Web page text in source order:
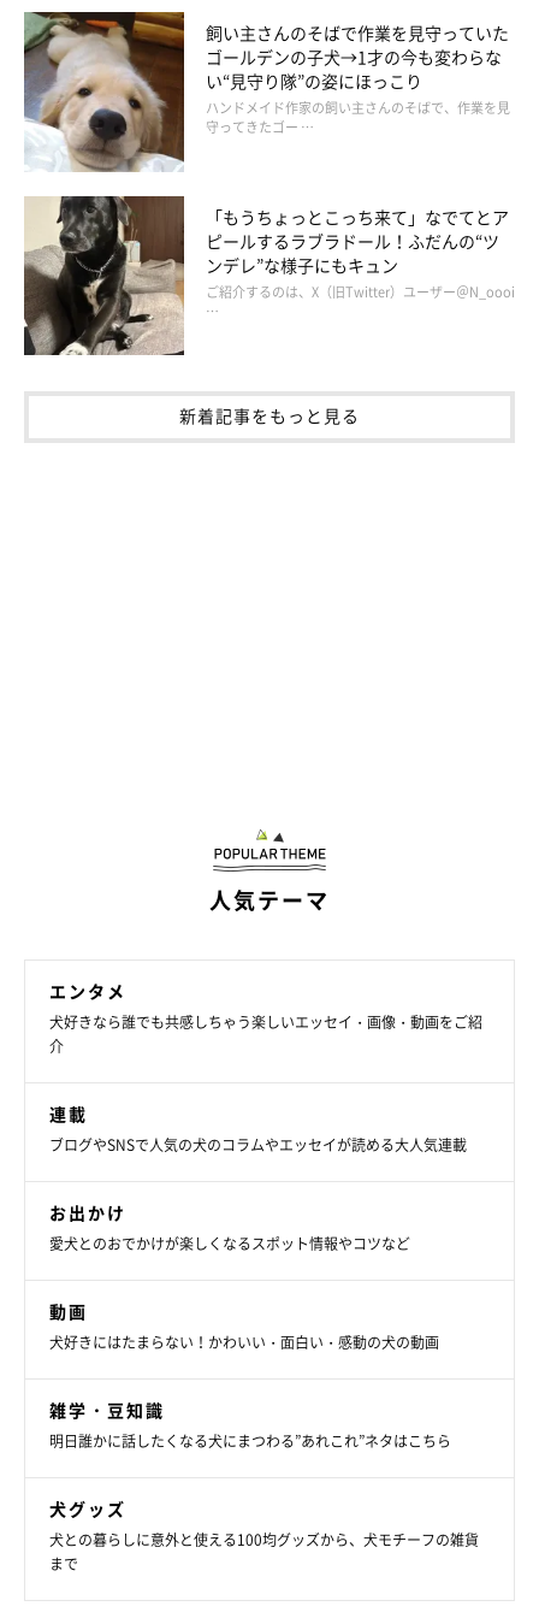
@mugi_iriomote
おうちに来た当初からとっても温厚な性格だというむぎちゃん
は、人が大好きなのだそう♪ そのなかでも、とくに「犬好きな
人」を見分けることができるようで、見つけると駆け寄っていっ
ちゃうのだとか！
人たちをも魅了しているようです。
飼い主さんのそばで作業を見守っていた
ゴールデンの子犬→1才の今も変わらな
い“見守り隊”の姿にほっこり
ハンドメイド作家の飼い主さんのそばで、作業を見
守ってきたゴー …
「もうちょっとこっち来て」なでてとア
ピールするラブラドール！ふだんの“ツ
ンデレ”な様子にもキュン
ご紹介するのは、X（旧Twitter）ユーザー＠N_oooi
…
新着記事をもっと見る
人気テーマ
エンタメ
犬好きなら誰でも共感しちゃう楽しいエッセイ・画像・動画をご紹
介
連載
ブログやSNSで人気の犬のコラムやエッセイが読める大人気連載
お出かけ
愛犬とのおでかけが楽しくなるスポット情報やコツなど
動画
犬好きにはたまらない！かわいい・面白い・感動の犬の動画
雑学・豆知識
明日誰かに話したくなる犬にまつわる”あれこれ”ネタはこちら
犬グッズ
犬との暮らしに意外と使える100均グッズから、犬モチーフの雑貨
まで